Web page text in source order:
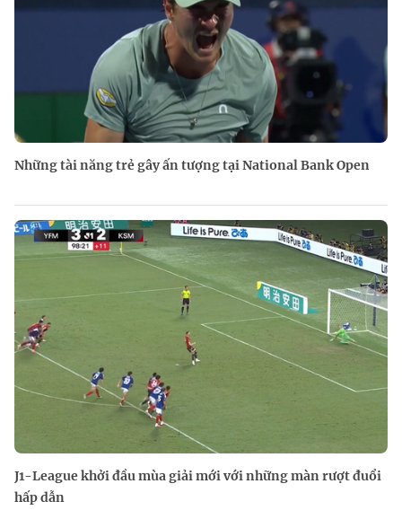
Những tài năng trẻ gây ấn tượng tại National Bank Open
J1-League khởi đầu mùa giải mới với những màn rượt đuổi
hấp dẫn